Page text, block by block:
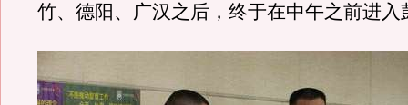
竹、德阳、广汉之后，终于在中午之前进入